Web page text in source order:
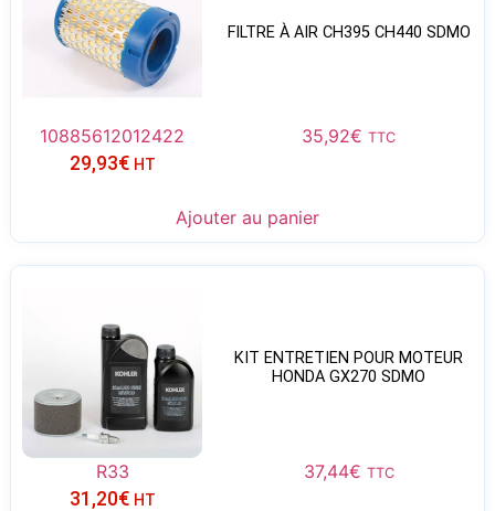
FILTRE À AIR CH395 CH440 SDMO
10885612012422 35,92€ TTC
29,93€ HT
Ajouter au panier
KIT ENTRETIEN POUR MOTEUR
HONDA GX270 SDMO
R33 37,44€ TTC
31,20€ HT